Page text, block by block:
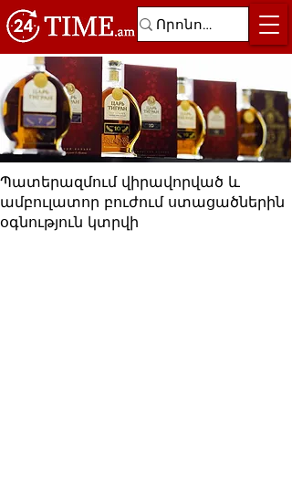
Պատերազմում վիրավորված և
ամբուլատոր բուժում ստացածներին
օգնություն կտրվի